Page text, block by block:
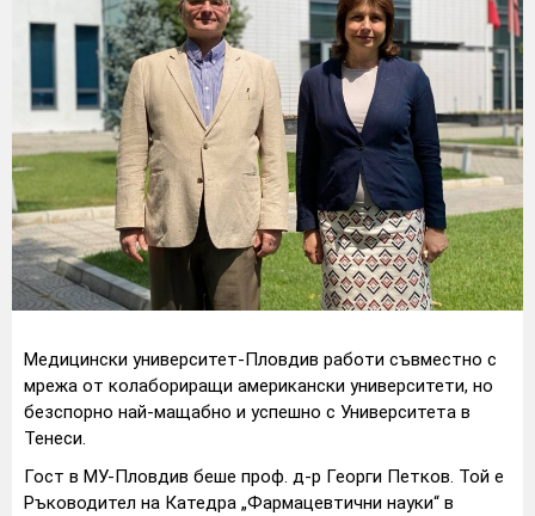
Медицински университет-Пловдив работи съвместно с
мрежа от колабориращи американски университети, но
безспорно най-мащабно и успешно с Университета в
Тенеси.
Гост в МУ-Пловдив беше проф. д-р Георги Петков. Той е
Ръководител на Катедра „Фармацевтични науки“ в